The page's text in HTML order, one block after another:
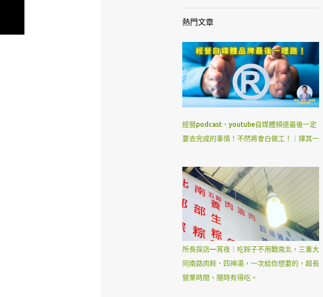
熱門文章
經營podcast、youtube自媒體頻道最後一定
要去完成的事情！不然將會白做工！｜擇其一
所長探店—宵夜｜吃粽子不用戰南北，三重大
同南路肉粽、四神湯，一次給你想要的，超長
營業時間，隨時有得吃。